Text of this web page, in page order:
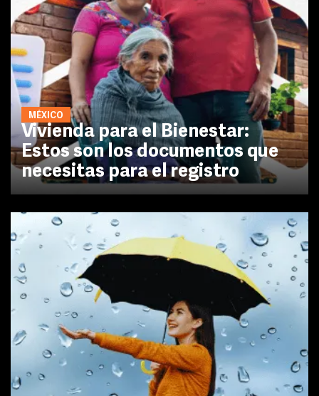
MÉXICO
Vivienda para el Bienestar:
Estos son los documentos que
necesitas para el registro